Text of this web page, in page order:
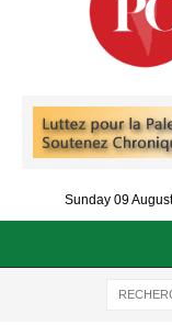
Sunday 09